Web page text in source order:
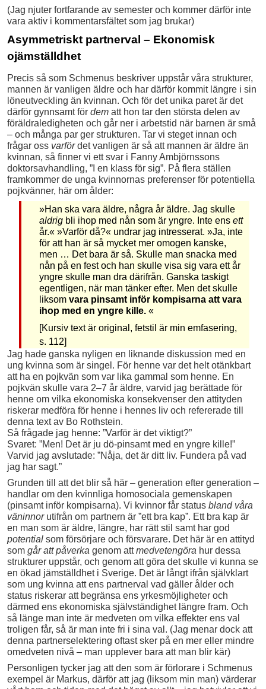
(Jag njuter fortfarande av semester och kommer därför inte
vara aktiv i kommentarsfältet som jag brukar)
Asymmetriskt partnerval – Ekonomisk
ojämställdhet
Precis så som Schmenus beskriver uppstår våra strukturer,
mannen är vanligen äldre och har därför kommit längre i sin
löneutveckling än kvinnan. Och för det unika paret är det
därför gynnsamt för dem att hon tar den största delen av
föräldraledigheten och går ner i arbetstid när barnen är små
– och många par ger strukturen. Tar vi steget innan och
frågar oss varfördet vanligen är så att mannen är äldre än
kvinnan, så finner vi ett svar i Fanny Ambjörnssons
doktorsavhandling, ”I en klass för sig”. På flera ställen
framkommer de unga kvinnornas preferenser för potentiella
pojkvänner, här om ålder:
»Han ska vara äldre, några år äldre. Jag skulle
aldrigbli ihop med nån som är yngre. Inte ens ett
år.« »Varför då?« undrar jag intresserat. »Ja, inte
för att han är så mycket mer omogen kanske,
men … Det bara är så. Skulle man snacka med
nån på en fest och han skulle visa sig vara ett år
yngre skulle man dra därifrån. Ganska taskigt
egentligen, när man tänker efter. Men det skulle
liksom vara pinsamt inför kompisarna att vara
ihop med en yngre kille. «
[Kursiv text är original, fetstil är min emfasering,
s. 112]
Jag hade ganska nyligen en liknande diskussion med en
ung kvinna som är singel. För henne var det helt otänkbart
att ha en pojkvän som var lika gammal som henne. En
pojkvän skulle vara 2–7 år äldre, varvid jag berättade för
henne om vilka ekonomiska konsekvenser den attityden
riskerar medföra för henne i hennes liv och refererade till
denna text av Bo Rothstein.
Så frågade jag henne: ”Varför är det viktigt?”
Svaret: ”Men! Det är ju dö-pinsamt med en yngre kille!”
Varvid jag avslutade: ”Nåja, det är ditt liv. Fundera på vad
jag har sagt.”
Grunden till att det blir så här – generation efter generation –
handlar om den kvinnliga homosociala gemenskapen
(pinsamt inför kompisarna). Vi kvinnor får status bland våra
väninnorutifrån om partnern är ”ett bra kap”. Ett bra kap är
en man som är äldre, längre, har rätt stil samt har god
potential som försörjare och försvarare. Det här är en attityd
som går att påverka genom attmedvetengöra hur dessa
strukturer uppstår, och genom att göra det skulle vi kunna se
en ökad jämställdhet i Sverige. Det är långt ifrån självklart
som ung kvinna att ens partnerval vad gäller ålder och
status riskerar att begränsa ens yrkesmöjligheter och
därmed ens ekonomiska självständighet längre fram. Och
så länge man inte är medveten om vilka effekter ens val
troligen får, så är man inte fri i sina val. (Jag menar dock att
denna partnerselektering oftast sker på en mer eller mindre
omedveten nivå – man upplever bara att man blir kär)
Personligen tycker jag att den som är förlorare i Schmenus
exempel är Markus, därför att jag (liksom min man) värderar